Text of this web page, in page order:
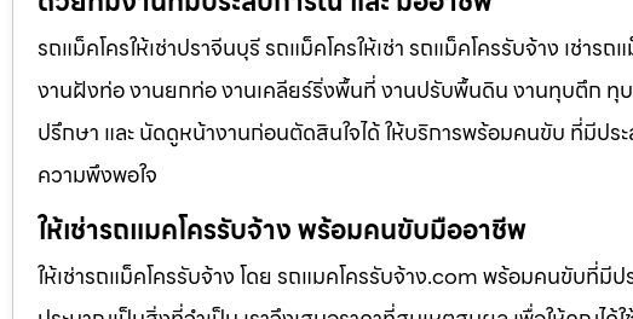
รถแม็คโครให้เช่าปราจีนบุรี รถแม็คโครให้เช่า รถแม็คโครรับจ้าง เช่า
งานฝังท่อ งานยกท่อ งานเคลียร์ริ่งพื้นที่ งานปรับพื้นดิน งานทุบตึก ทุบ
ปรึกษา และ นัดดูหน้างานก่อนตัดสินใจได้ ให้บริการพร้อมคนขับ ที่มีป
ความพึงพอใจ
ให้เช่ารถแมคโครรับจ้าง พร้อมคนขับมืออาชีพ
ให้เช่ารถแม็คโครรับจ้าง โดย รถแมคโครรับจ้าง.com พร้อมคนขับที่